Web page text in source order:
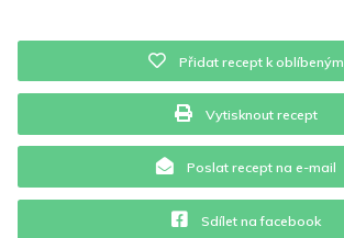
Přidat recept k oblíbeným
Vytisknout recept
Poslat recept na e-mail
Sdílet na facebook